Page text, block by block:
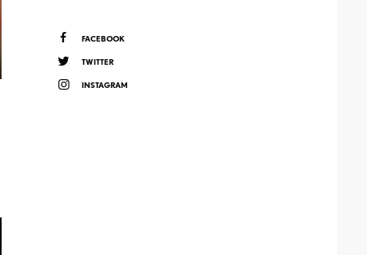
FACEBOOK
TWITTER
INSTAGRAM